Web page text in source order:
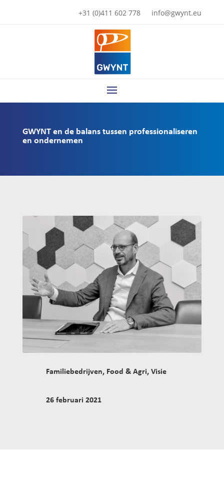
+31 (0)411 602 778 info@gwynt.eu
GWYNT en de balans tussen professionaliseren
en ondernemen
Familiebedrijven, Food & Agri, Visie
26 februari 2021